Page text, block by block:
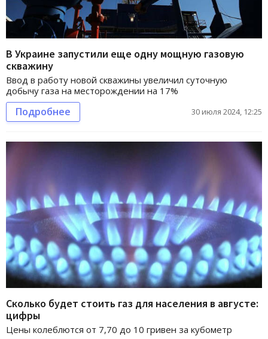
В Украине запустили еще одну мощную газовую
скважину
Ввод в работу новой скважины увеличил суточную
добычу газа на месторождении на 17%
Подробнее 30 июля 2024, 12:25
Сколько будет стоить газ для населения в августе:
цифры
Цены колеблются от 7,70 до 10 гривен за кубометр